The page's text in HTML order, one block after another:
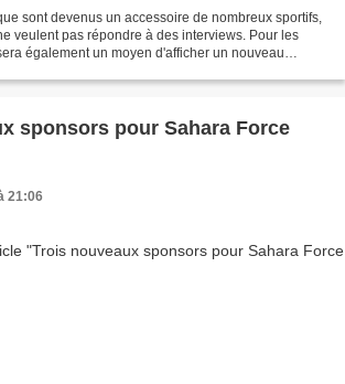
sont devenus un accessoire de nombreux sportifs,
veulent pas répondre à des interviews. Pour les
également un moyen d'afficher un nouveau
sponsors pour Sahara Force
21:06